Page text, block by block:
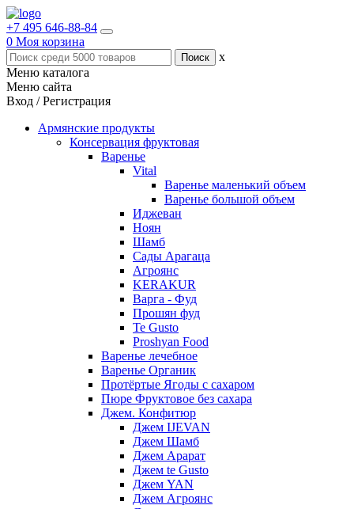
+7 495 646-88-84
0 Моя корзина
x
Меню каталога
Меню сайта
Вход / Регистрация
Армянские продукты
Консервация фруктовая
Варенье
Vital
Варенье маленький объем
Варенье большой объем
Иджеван
Ноян
Шамб
Сады Арагаца
Агроянс
KERAKUR
Варга - Фуд
Прошян фуд
Te Gusto
Proshyan Food
Варенье лечебное
Варенье Органик
Протёртые Ягоды с сахаром
Пюре Фруктовое без сахара
Джем. Конфитюр
Джем IJEVAN
Джем Шамб
Джем Арарат
Джем te Gusto
Джем YAN
Джем Агроянс